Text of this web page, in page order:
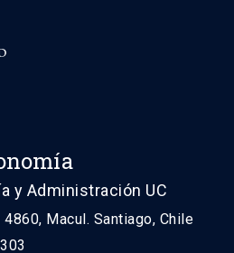
y Administración UC
Macul. Santiago, Chile